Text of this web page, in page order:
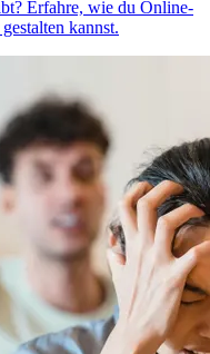
Erfahre, wie du Online-
kannst.